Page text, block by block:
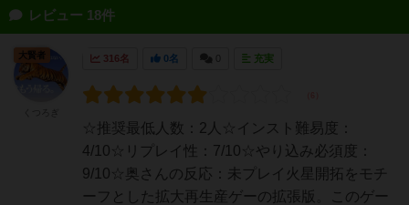
レビュー 18件
316名 0名 充実
☆推奨最低人数：2人☆インスト難易度：
4/10☆リプレイ性：7/10☆やり込み必須度：
9/10☆奥さんの反応：未プレイ火星開拓をモチ
ーフとした拡大再生産ゲーの拡張版。このゲー
大賢者